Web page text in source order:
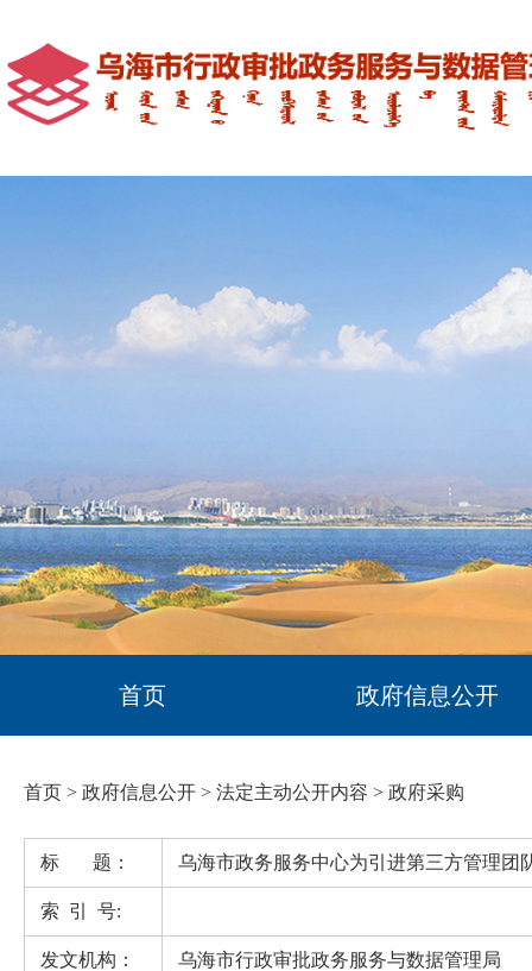
首页 政府信息公开
首页 > 政府信息公开 > 法定主动公开内容 > 政府采购
标 题： 乌海市政务服务中心为引进第三方管理团
索 引 号:
发文机构： 乌海市行政审批政务服务与数据管理局